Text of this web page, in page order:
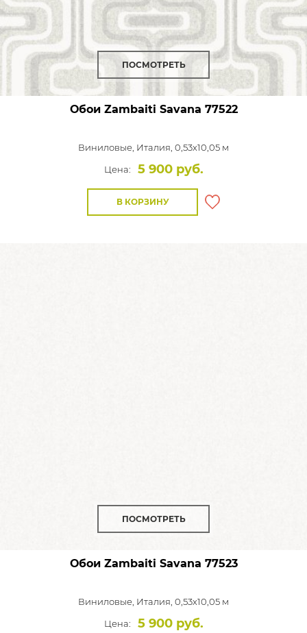
ПОСМОТРЕТЬ
Обои Zambaiti Savana 77522
Виниловые, Италия, 0,53x10,05 м
Цена:
5 900 руб.
В КОРЗИНУ
ПОСМОТРЕТЬ
Обои Zambaiti Savana 77523
Виниловые, Италия, 0,53x10,05 м
Цена:
5 900 руб.